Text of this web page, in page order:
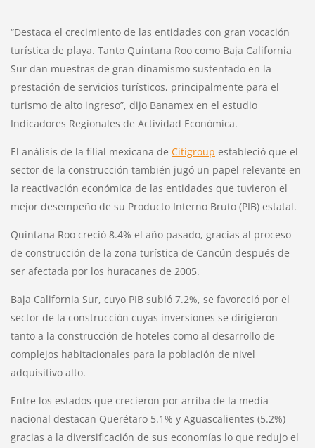
“Destaca el crecimiento de las entidades con gran vocación
turística de playa. Tanto Quintana Roo como Baja California
Sur dan muestras de gran dinamismo sustentado en la
prestación de servicios turísticos, principalmente para el
turismo de alto ingreso”, dijo Banamex en el estudio
Indicadores Regionales de Actividad Económica.
El análisis de la filial mexicana de Citigroup estableció que el
sector de la construcción también jugó un papel relevante en
la reactivación económica de las entidades que tuvieron el
mejor desempeño de su Producto Interno Bruto (PIB) estatal.
Quintana Roo creció 8.4% el año pasado, gracias al proceso
de construcción de la zona turística de Cancún después de
ser afectada por los huracanes de 2005.
Baja California Sur, cuyo PIB subió 7.2%, se favoreció por el
sector de la construcción cuyas inversiones se dirigieron
tanto a la construcción de hoteles como al desarrollo de
complejos habitacionales para la población de nivel
adquisitivo alto.
Entre los estados que crecieron por arriba de la media
nacional destacan Querétaro 5.1% y Aguascalientes (5.2%)
gracias a la diversificación de sus economías lo que redujo el